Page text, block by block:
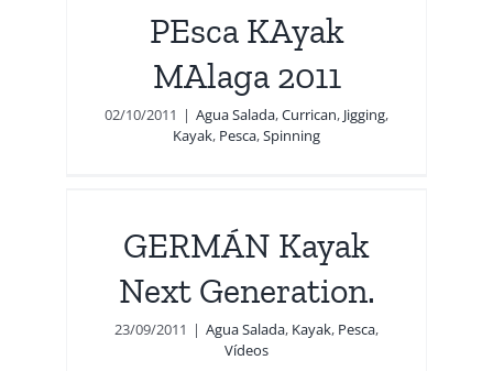
PEsca KAyak
MAlaga 2011
02/10/2011 | Agua Salada,Currican, Jigging,
Kayak, Pesca,Spinning
GERMÁN Kayak
Next Generation.
23/09/2011 | Agua Salada, Kayak, Pesca,
Vídeos